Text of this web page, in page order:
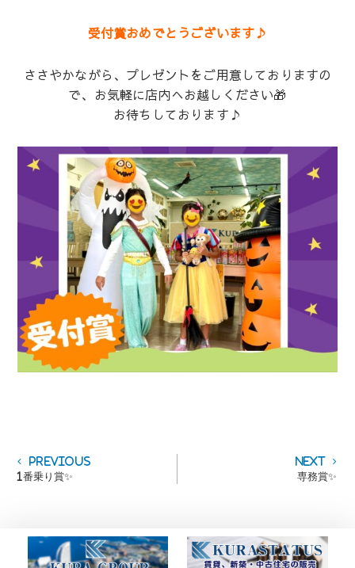
受付賞おめでとうございます♪
ささやかながら、プレゼントをご用意しておりますの
で、お気軽に店内へお越しください🎁
お待ちしております♪
投
稿
ゲ
ー
PreviousPrevious
1番乗り賞✨
Next
専務賞✨